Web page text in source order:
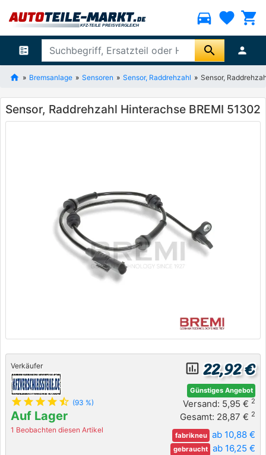
directions_car favorite shopping_cart
ballot search person
Bremsanlage Sensoren Sensor, Raddrehzahl Sensor,
Sensor, Raddrehzahl Hinterachse BREMI 51302
Verkäufer
star star star star star_half (93 %)
Auf Lager
1 Beobachten diesen Artikel
insert_chart_outlined 22,92 €
Günstiges Angebot
Versand: 5,95 € 2
Gesamt: 28,87 € 2
fabrikneu ab 10,88 €
gebraucht ab 16,25 €